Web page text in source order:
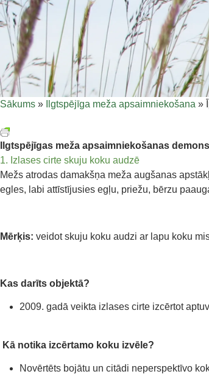
Sākums » Ilgtspējīga meža apsaimniekošana »
Ilgtspējīgas meža apsaimniekošanas
1. Izlases cirte skuju koku audzē
Mežs atrodas damakšņa meža augšanas
egles, labi attīstījusies egļu, priežu, bērzu
Mērķis: veidot skuju koku audzi ar lapu koku
Kas darīts objektā?
2009. gadā veikta izlases cirte izcērtot
Kā notika izcērtamo koku izvēle?
Novērtēts bojātu un citādi neperspektīvo